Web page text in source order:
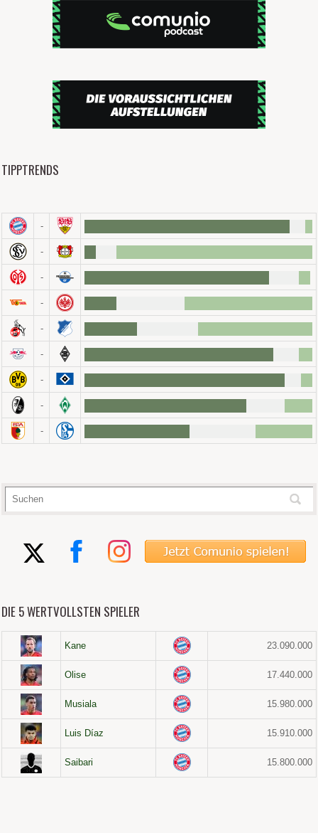
TIPPTRENDS
-
-
-
-
-
-
-
-
-
DIE 5 WERTVOLLSTEN SPIELER
Kane 23.090.000
Olise 17.440.000
Musiala 15.980.000
Luis Díaz 15.910.000
Saibari 15.800.000